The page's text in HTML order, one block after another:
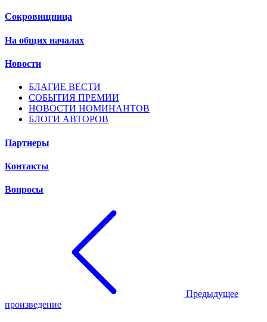
Сокровищница
На общих началах
Новости
БЛАГИЕ ВЕСТИ
СОБЫТИЯ ПРЕМИИ
НОВОСТИ НОМИНАНТОВ
БЛОГИ АВТОРОВ
Партнеры
Контакты
Вопросы
Предыдущее
произведение